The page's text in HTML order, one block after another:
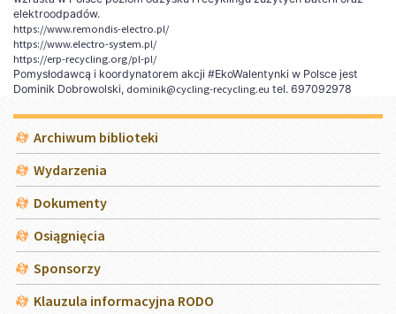
elektroodpadów.
https://www.remondis-electro.pl/
https://www.electro-system.pl/
https://erp-recycling.org/pl-pl/
Pomysłodawcą i koordynatorem akcji #EkoWalentynki w Polsce jest
Dominik Dobrowolski, dominik@cycling-recycling.eu tel. 697092978
Menu
Archiwum biblioteki
Wydarzenia
Dokumenty
Osiągnięcia
Sponsorzy
Klauzula informacyjna RODO